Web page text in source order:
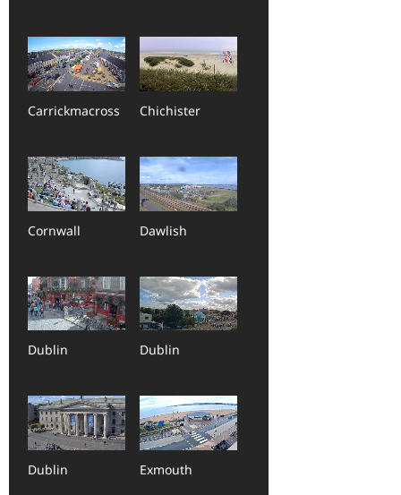
Carrickmacross Chichister
Cornwall Dawlish
Dublin Dublin
Dublin Exmouth